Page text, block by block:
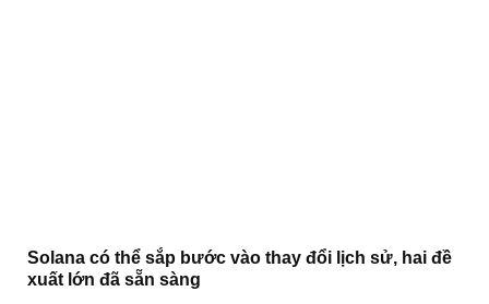
Solana có thể sắp bước vào thay đổi lịch sử, hai đề
xuất lớn đã sẵn sàng